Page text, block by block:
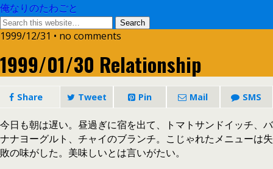
俺なりのたわごと
1999/12/31 • no comments
1999/01/30 Relationship
Share Tweet Pin Mail SMS
今日も朝は遅い。昼過ぎに宿を出て、トマトサンドイッチ、バ
ナナヨーグルト、チャイのブランチ。こじゃれたメニューは失
敗の味がした。美味しいとは言いがたい。